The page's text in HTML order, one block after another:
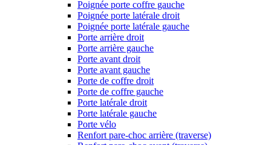
Poignée porte coffre gauche
Poignée porte latérale droit
Poignée porte latérale gauche
Porte arrière droit
Porte arrière gauche
Porte avant droit
Porte avant gauche
Porte de coffre droit
Porte de coffre gauche
Porte latérale droit
Porte latérale gauche
Porte vélo
Renfort pare-choc arrière (traverse)